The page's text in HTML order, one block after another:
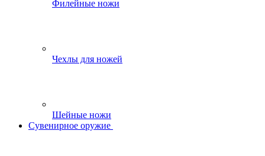
Филейные ножи
Чехлы для ножей
Шейные ножи
Сувенирное оружие